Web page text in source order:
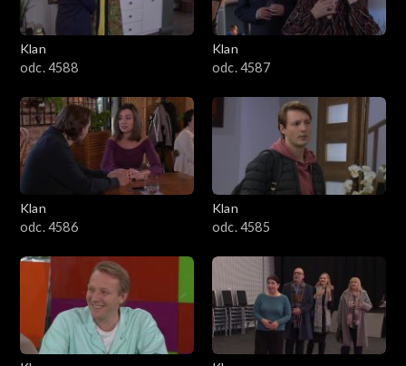
2401–2500
2301–2400
2201–2300
2101–2200
2001–2100
1901–2000
1801–1900
1701–1800
Klan
odc. 4588
Klan
odc. 4587
Klan
odc. 4586
Klan
odc. 4585